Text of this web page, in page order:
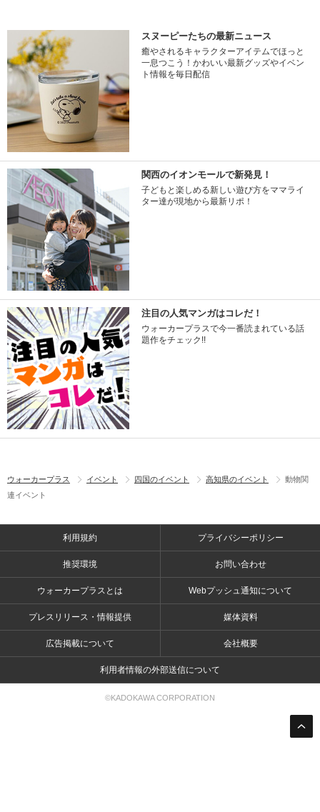
スヌーピーたちの最新ニュース
癒やされるキャラクターアイテムでほっと
一息つこう！かわいい最新グッズやイベン
ト情報を毎日配信
関西のイオンモールで新発見！
子どもと楽しめる新しい遊び方をママライ
ター達が現地から最新リポ！
注目の人気マンガはコレだ！
ウォーカープラスで今一番読まれている話
題作をチェック!!
ウォーカープラス イベント 四国のイベント 高知県のイベント
動物関
連イベント
利用規約 プライバシーポリシー
推奨環境 お問い合わせ
ウォーカープラスとは Webプッシュ通知について
プレスリリース・情報提供 媒体資料
広告掲載について 会社概要
利用者情報の外部送信について
©KADOKAWA CORPORATION